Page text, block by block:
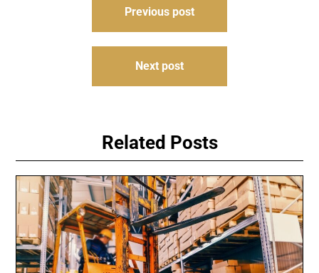
Previous post
Next post
Related Posts